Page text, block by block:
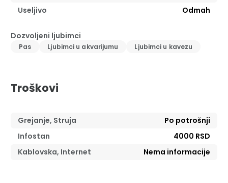
Useljivo
Odmah
Dozvoljeni ljubimci
Pas Ljubimci u akvarijumu Ljubimci u kavezu
Troškovi
Grejanje, Struja
Po potrošnji
Infostan
4000 RSD
Kablovska, Internet
Nema informacije